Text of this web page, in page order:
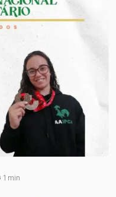
1 min